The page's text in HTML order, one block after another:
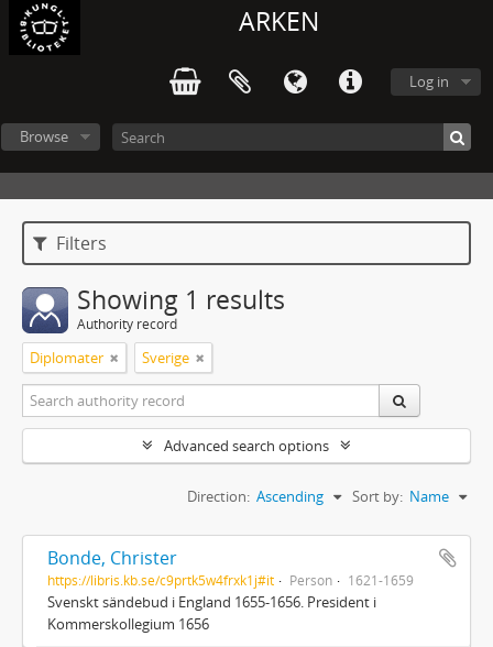
ARKEN
Log in
Browse
Filters
Showing 1 results
Authority record
Diplomater Sverige
Advanced search options
Sort by: Name
Direction: Ascending
Bonde, Christer
https://libris.kb.se/c9prtk5w4frxk1j#it Person 1621-1659
Svenskt sändebud i England 1655-1656. President i
Kommerskollegium 1656